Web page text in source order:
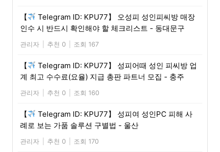
【
Telegram ID: KPU77】 오성피 성인피씨방 매장
인수 시 반드시 확인해야 할 체크리스트 - 동대문구
관리자 추천 0 조회 167
【
Telegram ID: KPU77】 성피어때 성인 피씨방 업
계 최고 수수료(요율) 지급 총판 파트너 모집 - 충주
관리자 추천 0 조회 160
【
Telegram ID: KPU77】 성피여 성인PC 피해 사
례로 보는 가품 솔루션 구별법 - 울산
관리자 추천 0 조회 170